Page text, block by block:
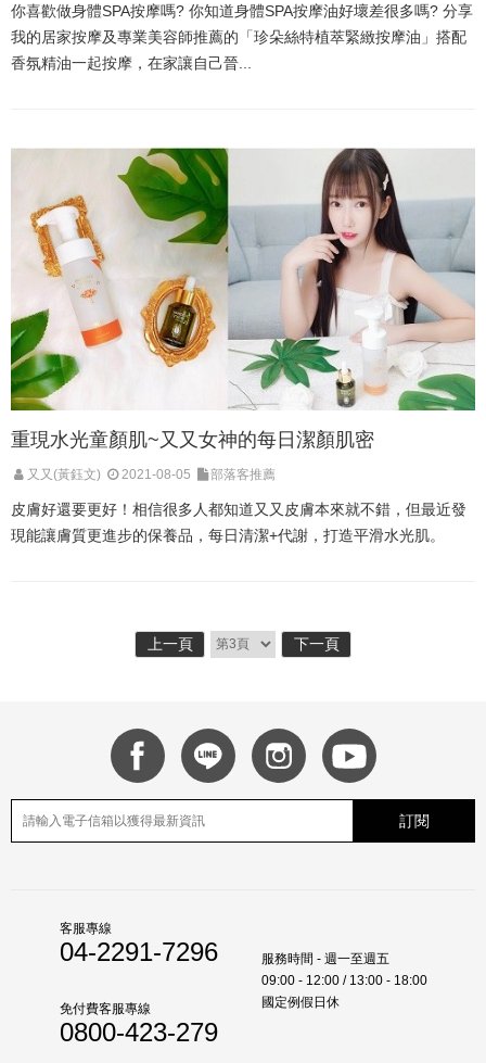
你喜歡做身體SPA按摩嗎? 你知道身體SPA按摩油好壞差很多嗎? 分享
我的居家按摩及專業美容師推薦的「珍朵絲特植萃緊緻按摩油」搭配
香氛精油一起按摩，在家讓自己晉...
重現水光童顏肌~又又女神的每日潔顏肌密
又又(黃鈺文) 2021-08-05 部落客推薦
皮膚好還要更好！相信很多人都知道又又皮膚本來就不錯，但最近發
現能讓膚質更進步的保養品，每日清潔+代謝，打造平滑水光肌。
上一頁 下一頁
訂閱
客服專線
04-2291-7296
免付費客服專線
0800-423-279
服務時間 - 週一至週五
09:00 - 12:00 / 13:00 - 18:00
國定例假日休